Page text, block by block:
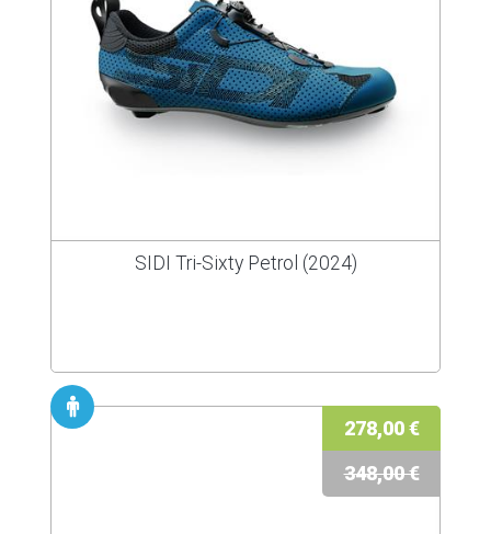
SIDI Tri-Sixty Petrol (2024)
278,00 €
348,00 €